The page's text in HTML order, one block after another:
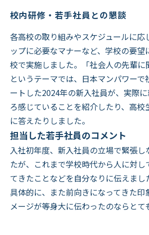
校内研修・若手社員との懇談
各高校の取り組みやスケジュールに応
ップに必要なマナーなど、学校の要望
校で実施しました。「社会人の先輩に
というテーマでは、日本マンパワーで
ートした2024年の新入社員が、実際
ろ感じていることを紹介したり、高校
に答えたりしました。
担当した若手社員のコメント
入社初年度、新入社員の立場で緊張し
たが、これまで学校時代から人に対し
てきたことなどを自分なりに伝えまし
具体的に、また前向きになってきた印
メージが等身大に伝わったのならとて